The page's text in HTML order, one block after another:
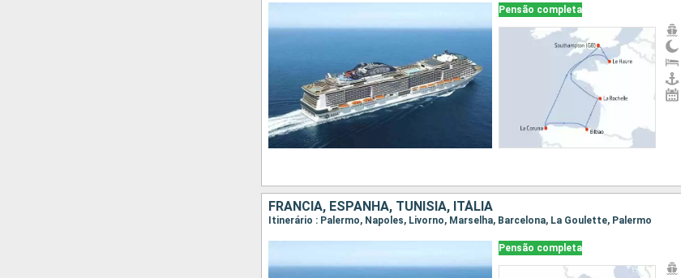
Pensão completa
FRANCIA, ESPANHA, TUNÍSIA, ITÁLIA
Itinerário : Palermo, Napoles, Livorno, Marselha, Barcelona, La Goulette, Palermo
Pensão completa